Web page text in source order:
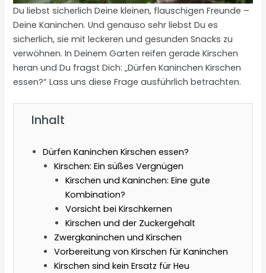
Du liebst sicherlich Deine kleinen, flauschigen Freunde –
Deine Kaninchen. Und genauso sehr liebst Du es
sicherlich, sie mit leckeren und gesunden Snacks zu
verwöhnen. In Deinem Garten reifen gerade Kirschen
heran und Du fragst Dich: „Dürfen Kaninchen Kirschen
essen?“ Lass uns diese Frage ausführlich betrachten.
Inhalt
Dürfen Kaninchen Kirschen essen?
Kirschen: Ein süßes Vergnügen
Kirschen und Kaninchen: Eine gute
Kombination?
Vorsicht bei Kirschkernen
Kirschen und der Zuckergehalt
Zwergkaninchen und Kirschen
Vorbereitung von Kirschen für Kaninchen
Kirschen sind kein Ersatz für Heu